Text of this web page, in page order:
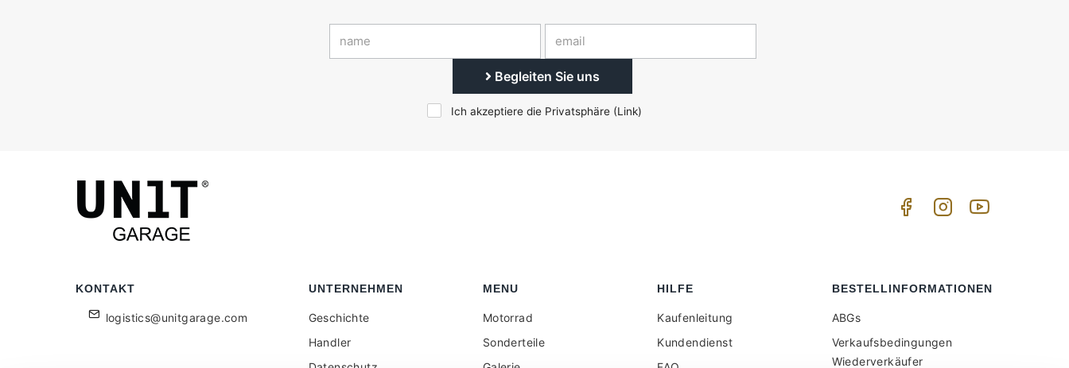
Begleiten Sie uns
Ich akzeptiere die Privatsphäre (Link)
KONTAKT
logistics@unitgarage.com
UNTERNEHMEN
Geschichte
Handler
MENU
Motorrad
Sonderteile
HILFE
Kaufenleitung
Kundendienst
BESTELLINFORMATIONEN
ABGs
Verkaufsbedingungen
Wiederverkäufer